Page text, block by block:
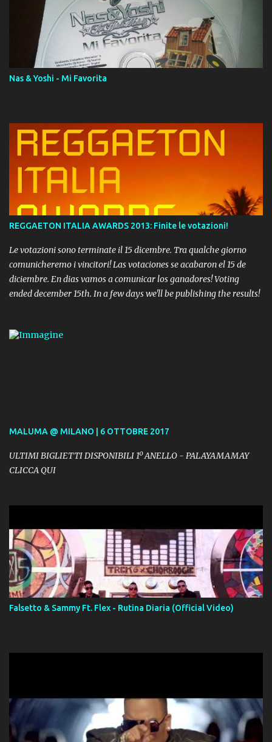
AAC M4A; comprato su iTunes e a disposizione vostra per il
download. REGGAETON ITALIA Nosotros Somos Los Del
Momento!
Nas & Yoshi - Mi Favorita
REGGAETON ITALIA AWARDS 2013: Finite le votazioni!
Le votazioni sono terminate il 15 dicembre. Tra qualche giorno
comunicheremo i vincitori! Las votaciones se acabaron el 15 de
diciembre. En dias vamos a comunicar los ganadores! Voting
ended december 15th. In a few days we'll be publishing the results!
MALUMA @ MILANO | 6 OTTOBRE 2017
ULTIMI BIGLIETTI DISPONIBILI 1º ANELLO - PALAYAMAMAY
CLICCA QUI
Falsetto & Sammy Ft. Flex - Rutina Diaria (Official Video)